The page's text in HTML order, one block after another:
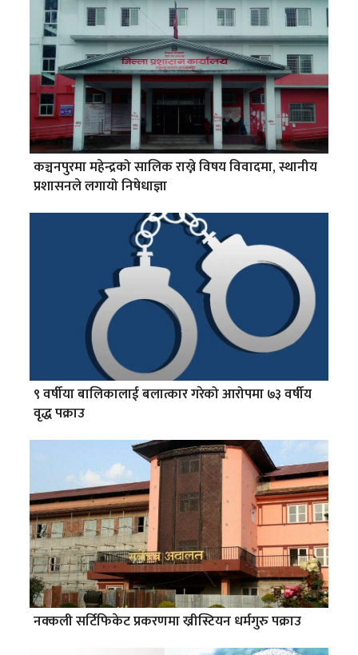
कञ्चनपुरमा महेन्द्रको सालिक राख्ने विषय विवादमा, स्थानीय
प्रशासनले लगायो निषेधाज्ञा
९ वर्षीया बालिकालाई बलात्कार गरेको आरोपमा ७३ वर्षीय
वृद्ध पक्राउ
नक्कली सर्टिफिकेट प्रकरणमा ख्रीस्टियन धर्मगुरु पक्राउ